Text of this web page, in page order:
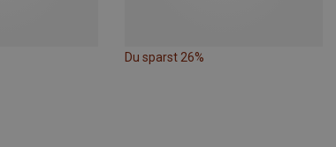
Du sparst 26%